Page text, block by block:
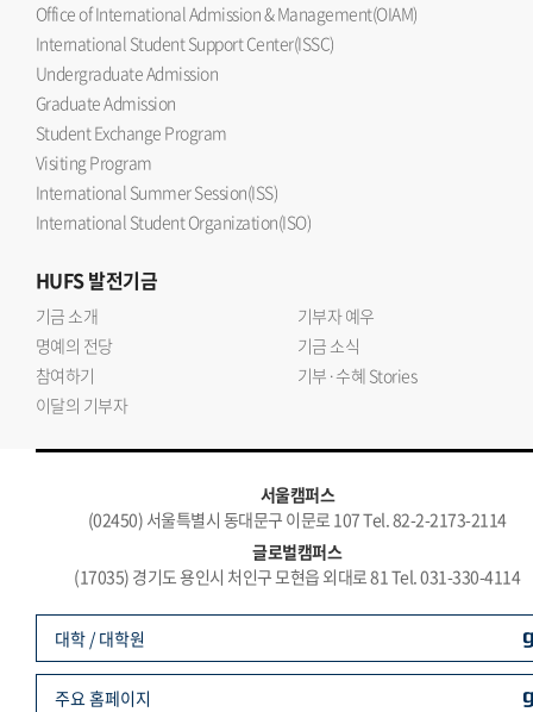
Office of International Admission & Management(OIAM)
International Student Support Center(ISSC)
Undergraduate Admission
Graduate Admission
Student Exchange Program
Visiting Program
International Summer Session(ISS)
International Student Organization(ISO)
HUFS발전기금
기금 소개
기부자 예우
명예의 전당
기금 소식
참여하기
기부·수혜 Stories
이달의 기부자
서울캠퍼스
(02450) 서울특별시 동대문구 이문로 107 Tel. 82-2-2173-2114
글로벌캠퍼스
(17035) 경기도 용인시 처인구 모현읍 외대로 81 Tel. 031-330-4114
대학 / 대학원
주요 홈페이지